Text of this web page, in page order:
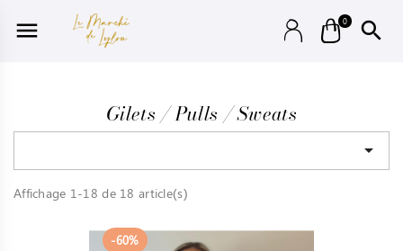
 0 
Gilets / Pulls / Sweats

Affichage 1-18 de 18 article(s)
-60%